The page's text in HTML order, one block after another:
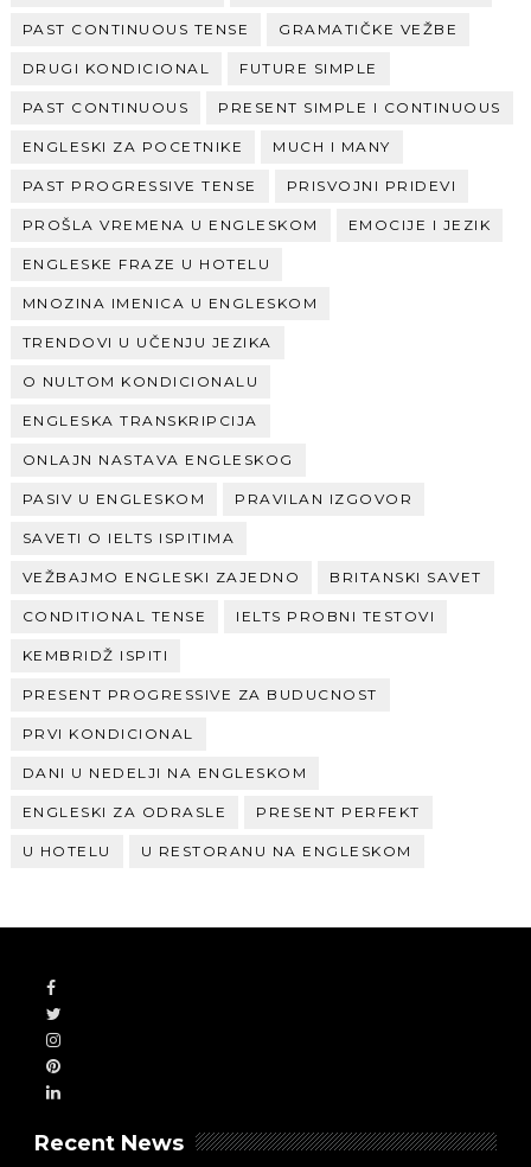
PAST CONTINUOUS TENSE GRAMATIČKE VEŽBE
DRUGI KONDICIONAL FUTURE SIMPLE
PAST CONTINUOUS PRESENT SIMPLE I CONTINUOUS
ENGLESKI ZA POCETNIKE MUCH I MANY
PAST PROGRESSIVE TENSE PRISVOJNI PRIDEVI
PROŠLA VREMENA U ENGLESKOM EMOCIJE I JEZIK
ENGLESKE FRAZE U HOTELU
MNOZINA IMENICA U ENGLESKOM
TRENDOVI U UČENJU JEZIKA
O NULTOM KONDICIONALU
ENGLESKA TRANSKRIPCIJA
ONLAJN NASTAVA ENGLESKOG
PASIV U ENGLESKOM PRAVILAN IZGOVOR
SAVETI O IELTS ISPITIMA
VEŽBAJMO ENGLESKI ZAJEDNO BRITANSKI SAVET
CONDITIONAL TENSE IELTS PROBNI TESTOVI
KEMBRIDŽ ISPITI
PRESENT PROGRESSIVE ZA BUDUCNOST
PRVI KONDICIONAL
DANI U NEDELJI NA ENGLESKOM
ENGLESKI ZA ODRASLE PRESENT PERFEKT
U HOTELU U RESTORANU NA ENGLESKOM
Recent News